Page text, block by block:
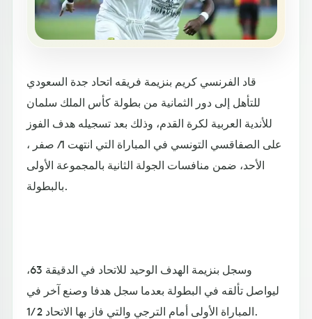
قاد الفرنسي كريم بنزيمة فريقه اتحاد جدة السعودي
للتأهل إلى دور الثمانية من بطولة كأس الملك سلمان
للأندية العربية لكرة القدم، وذلك بعد تسجيله هدف الفوز
على الصفاقسي التونسي في المباراة التي انتهت 1/ صفر ،
الأحد، ضمن منافسات الجولة الثانية بالمجموعة الأولى
بالبطولة.
وسجل بنزيمة الهدف الوحيد للاتحاد في الدقيقة 63،
ليواصل تألقه في البطولة بعدما سجل هدفا وصنع آخر في
المباراة الأولى أمام الترجي والتي فاز بها الاتحاد 2 /1.